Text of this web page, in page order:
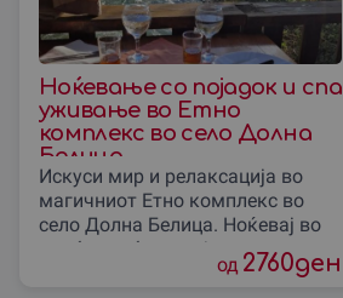
Ноќевање со појадок и спа
уживање во Етно
комплекс во село Долна
Белица
Искуси мир и релаксација во
магичниот Етно комплекс во
село Долна Белица. Ноќевај во
удобна соба со појадок, користи
го спа центар и уживај
од 2760ден